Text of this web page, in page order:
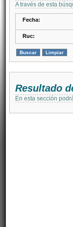
A través de esta
Fecha:
Ruc:
Resultado
En esta sección